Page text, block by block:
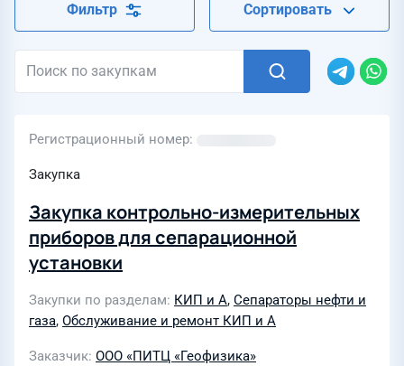
Фильтр Сортировать
Регистрационный номер
Закупка
Закупка контрольно-измерительных
приборов для сепарационной
установки
Закупки по разделам КИП и А, Сепараторы нефти и
газа, Обслуживание и ремонт КИП и А
Заказчик ООО «ПИТЦ «Геофизика»